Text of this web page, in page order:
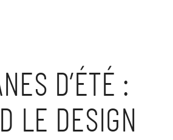
D’ÉTÉ :
LE DESIGN